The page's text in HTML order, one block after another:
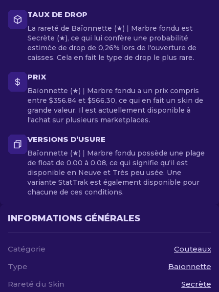
TAUX DE DROP
La rareté de Baïonnette (★) | Marbre fondu est
Secrète (★), ce qui lui confère une probabilité
estimée de drop de 0,26% lors de l'ouverture de
caisses. Cela en fait le type de drop le plus rare.
PRIX
Baïonnette (★) | Marbre fondu a un prix compris
entre $356.84 et $566.30, ce qui en fait un skin de
grande valeur. Il est actuellement disponible à
l'achat sur plusieurs marketplaces.
VERSIONS D’USURE
Baïonnette (★) | Marbre fondu possède une plage
de float de 0.00 à 0.08, ce qui signifie qu'il est
disponible en Neuve et Très peu usée. Une
variante StatTrak est également disponible pour
chacune de ces conditions.
INFORMATIONS GÉNÉRALES
Catégorie
Couteaux
Type
Baïonnette
Rareté du Skin
Secrète